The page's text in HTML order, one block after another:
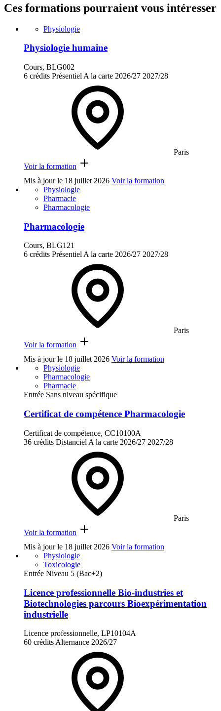
Ces formations pourraient vous intéresser
Physiologie
Physiologie humaine
Cours, BLG002
6 crédits Présentiel A la carte 2026/27 2027/28
Paris
Voir la formation
Mis à jour le 18 juillet 2026 Voir la formation
Physiologie
Pharmacie
Pharmacologie
Pharmacologie
Cours, BLG121
6 crédits Présentiel A la carte 2026/27 2027/28
Paris
Voir la formation
Mis à jour le 18 juillet 2026 Voir la formation
Physiologie
Pharmacologie
Pharmacie
Entrée Sans niveau spécifique
Certificat de compétence Pharmacologie
Certificat de compétence, CC10100A
36 crédits Distanciel A la carte 2026/27 2027/28
Paris
Voir la formation
Mis à jour le 18 juillet 2026 Voir la formation
Physiologie
Toxicologie
Entrée Niveau 5 (Bac+2)
Licence professionnelle Bio-industries et
Biotechnologies parcours Bioexpérimentation
industrielle
Licence professionnelle, LP10104A
60 crédits Alternance 2026/27